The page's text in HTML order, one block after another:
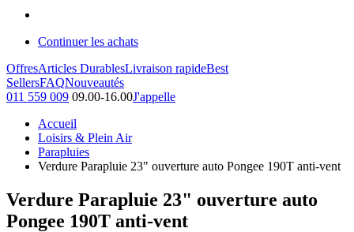
Continuer les achats
OffresArticles DurablesLivraison rapideBest
SellersFAQNouveautés
011 559 009 09.00-16.00J'appelle
Accueil
Loisirs & Plein Air
Parapluies
Verdure Parapluie 23" ouverture auto Pongee 190T anti-vent
Verdure Parapluie 23" ouverture auto
Pongee 190T anti-vent